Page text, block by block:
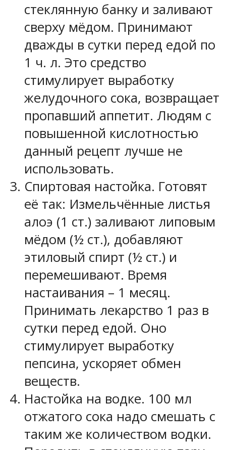
стеклянную банку и заливают
сверху мёдом. Принимают
дважды в сутки перед едой по
1 ч. л. Это средство
стимулирует выработку
желудочного сока, возвращает
пропавший аппетит. Людям с
повышенной кислотностью
данный рецепт лучше не
использовать.
Спиртовая настойка. Готовят
её так: Измельчённые листья
алоэ (1 ст.) заливают липовым
мёдом (½ ст.), добавляют
этиловый спирт (½ ст.) и
перемешивают. Время
настаивания – 1 месяц.
Принимать лекарство 1 раз в
сутки перед едой. Оно
стимулирует выработку
пепсина, ускоряет обмен
веществ.
Настойка на водке. 100 мл
отжатого сока надо смешать с
таким же количеством водки.